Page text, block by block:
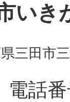
いき
三田市
電話番